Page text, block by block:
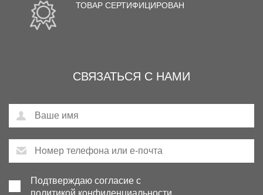
ТОВАР СЕРТИФИЦИРОВАН
СВЯЗАТЬСЯ С НАМИ
Подтверждаю согласие с
политикой конфиденциальности